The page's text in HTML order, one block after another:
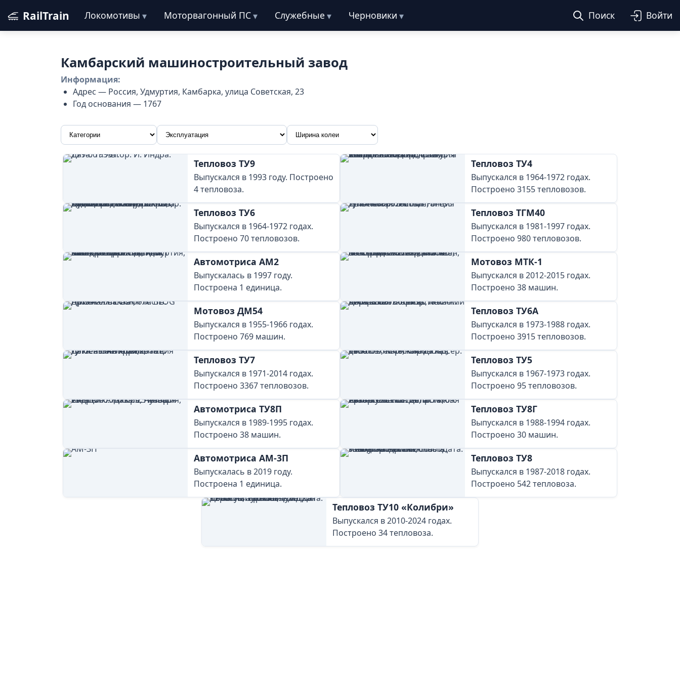
RailTrain Локомотивы Моторвагонный ПС Служебные Черновики Поиск Войти
Камбарский машиностроительный завод
Информация:
Адрес — Россия, Удмуртия, Камбарка, улица Советская, 23
Год основания — 1767
Тепловоз ТУ9
Выпускался в 1993 году. Построено
4 тепловоза.
Тепловоз ТУ4
Выпускался в 1964-1972 годах.
Построено 3155 тепловозов.
Тепловоз ТУ6
Выпускался в 1964-1972 годах.
Построено 70 тепловозов.
Тепловоз ТГМ40
Выпускался в 1981-1997 годах.
Построено 980 тепловозов.
Автомотриса АМ2
Выпускалась в 1997 году.
Построена 1 единица.
Мотовоз МТК-1
Выпускался в 2012-2015 годах.
Построено 38 машин.
Мотовоз ДМ54
Выпускался в 1955-1966 годах.
Построено 769 машин.
Тепловоз ТУ6А
Выпускался в 1973-1988 годах.
Построено 3915 тепловозов.
Тепловоз ТУ7
Выпускался в 1971-2014 годах.
Построено 3367 тепловозов.
Тепловоз ТУ5
Выпускался в 1967-1973 годах.
Построено 95 тепловозов.
Автомотриса ТУ8П
Выпускался в 1989-1995 годах.
Построено 38 машин.
Тепловоз ТУ8Г
Выпускался в 1988-1994 годах.
Построено 30 машин.
Автомотриса АМ-3П
Выпускалась в 2019 году.
Построена 1 единица.
Тепловоз ТУ8
Выпускался в 1987-2018 годах.
Построено 542 тепловоза.
Тепловоз ТУ10 «Колибри»
Выпускался в 2010-2024 годах.
Построено 34 тепловоза.